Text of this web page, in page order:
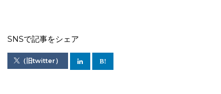
SNSで記事をシェア
（旧twitter）